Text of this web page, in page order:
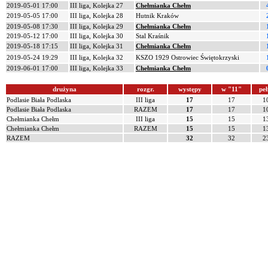
2019-05-01 17:00
III liga, Kolejka 27 Chełmianka Chełm
2019-05-05 17:00
III liga, Kolejka 28 Hutnik Kraków
2019-05-08 17:30
III liga, Kolejka 29 Chełmianka Chełm
2019-05-12 17:00
III liga, Kolejka 30 Stal Kraśnik
2019-05-18 17:15
III liga, Kolejka 31 Chełmianka Chełm
2019-05-24 19:29
III liga, Kolejka 32 KSZO 1929 Ostrowiec Świętokrzyski
2019-06-01 17:00
III liga, Kolejka 33 Chełmianka Chełm
drużyna rozgr. występy w "11"
Podlasie Biała Podlaska
III liga 17 17
Podlasie Biała Podlaska
RAZEM 17 17
Chełmianka Chełm
III liga 15 15
Chełmianka Chełm
RAZEM 15 15
RAZEM
32 32